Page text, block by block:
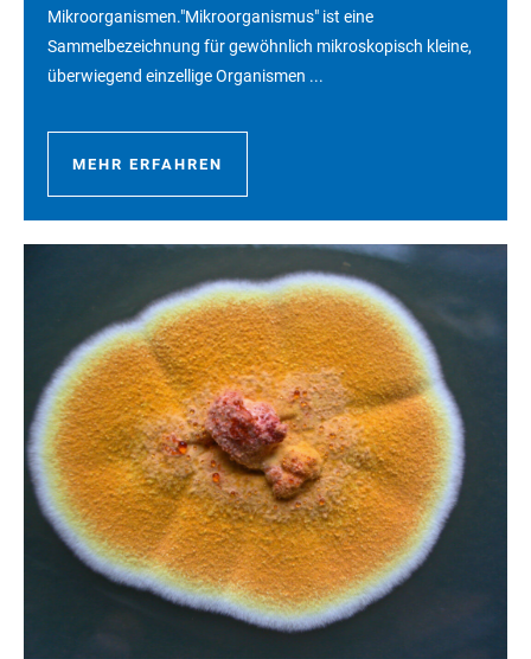
Mikroorganismen."Mikroorganismus" ist eine
Sammelbezeichnung für gewöhnlich mikroskopisch kleine,
überwiegend einzellige Organismen ...
MEHR ERFAHREN